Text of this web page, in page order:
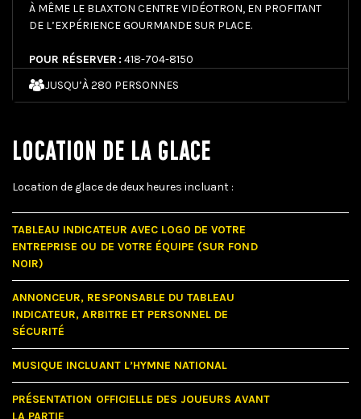
À MÊME LE BLAXTON CENTRE VIDÉOTRON, EN PROFITANT
DE L’EXPÉRIENCE GOURMANDE SUR PLACE.
POUR RÉSERVER : 418-704-8150
JUSQU’À 280 PERSONNES
LOCATION DE LA GLACE
Location de glace de deux heures incluant :
TABLEAU INDICATEUR AVEC LOGO DE VOTRE
ENTREPRISE OU DE VOTRE ÉQUIPE (SUR FOND
NOIR)
ANNONCEUR, RESPONSABLE DU TABLEAU
INDICATEUR, ARBITRE ET PERSONNEL DE
SÉCURITÉ
MUSIQUE INCLUANT L’HYMNE NATIONAL
PRÉSENTATION OFFICIELLE DES JOUEURS AVANT
LA PARTIE